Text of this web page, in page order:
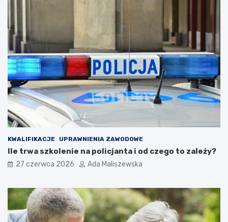
KWALIFIKACJE UPRAWNIENIA ZAWODOWE
Ile trwa szkolenie na policjanta i od czego to zależy?
27 czerwca 2026 Ada Maliszewska